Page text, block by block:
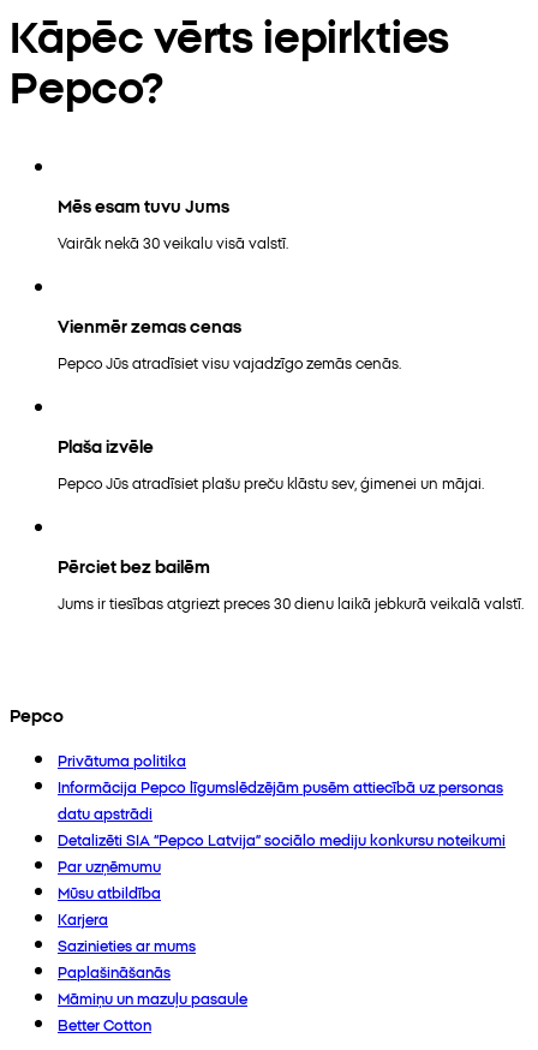
Kāpēc vērts iepirkties
Pepco?
Mēs esam tuvu Jums
Vairāk nekā 30 veikalu visā valstī.
Vienmēr zemas cenas
Pepco Jūs atradīsiet visu vajadzīgo zemās cenās.
Plaša izvēle
Pepco Jūs atradīsiet plašu preču klāstu sev, ģimenei un mājai.
Pērciet bez bailēm
Jums ir tiesības atgriezt preces 30 dienu laikā jebkurā veikalā valstī.
Pepco
Privātuma politika
Informācija Pepco līgumslēdzējām pusēm attiecībā uz personas
datu apstrādi
Detalizēti SIA “Pepco Latvija” sociālo mediju konkursu noteikumi
Par uzņēmumu
Mūsu atbildība
Karjera
Sazinieties ar mums
Paplašināšanās
Māmiņu un mazuļu pasaule
Better Cotton